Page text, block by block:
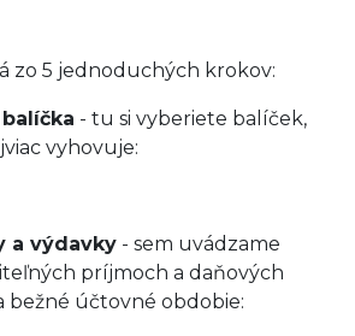
zo 5 jednoduchých krokov:
- tu si vyberiete balíček,
vyhovuje:
a výdavky - sem uvádzame
príjmoch a daňových
bežné účtovné obdobie: